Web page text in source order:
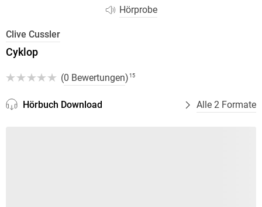
Hörprobe
Clive Cussler
Cyklop
(0 Bewertungen) 15
Hörbuch Download Alle 2 Formate